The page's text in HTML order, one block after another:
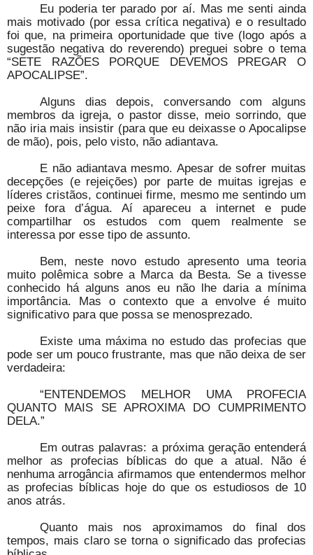
Eu poderia ter parado por aí. Mas me senti ainda
mais motivado (por essa crítica negativa) e o resultado
foi que, na primeira oportunidade que tive (logo após a
sugestão negativa do reverendo) preguei sobre o tema
“SETE RAZÕES PORQUE DEVEMOS PREGAR O
APOCALIPSE”.
Alguns dias depois, conversando com alguns
membros da igreja, o pastor disse, meio sorrindo, que
não iria mais insistir (para que eu deixasse o Apocalipse
de mão), pois, pelo visto, não adiantava.
E não adiantava mesmo. Apesar de sofrer muitas
decepções (e rejeições) por parte de muitas igrejas e
líderes cristãos, continuei firme, mesmo me sentindo um
peixe fora d’água. Aí apareceu a internet e pude
compartilhar os estudos com quem realmente se
interessa por esse tipo de assunto.
Bem, neste novo estudo apresento uma teoria
muito polêmica sobre a Marca da Besta. Se a tivesse
conhecido há alguns anos eu não lhe daria a mínima
importância. Mas o contexto que a envolve é muito
significativo para que possa se menosprezado.
Existe uma máxima no estudo das profecias que
pode ser um pouco frustrante, mas que não deixa de ser
verdadeira:
“ENTENDEMOS MELHOR UMA PROFECIA
QUANTO MAIS SE APROXIMA DO CUMPRIMENTO
DELA.”
Em outras palavras: a próxima geração entenderá
melhor as profecias bíblicas do que a atual. Não é
nenhuma arrogância afirmamos que entendermos melhor
as profecias bíblicas hoje do que os estudiosos de 10
anos atrás.
Quanto mais nos aproximamos do final dos
tempos, mais claro se torna o significado das profecias